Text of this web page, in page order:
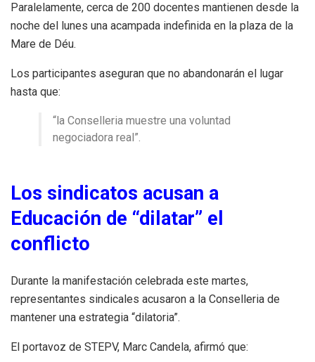
Paralelamente, cerca de 200 docentes mantienen desde la
noche del lunes una acampada indefinida en la plaza de la
Mare de Déu.
Los participantes aseguran que no abandonarán el lugar
hasta que:
“la Conselleria muestre una voluntad
negociadora real”.
Los sindicatos acusan a
Educación de “dilatar” el
conflicto
Durante la manifestación celebrada este martes,
representantes sindicales acusaron a la Conselleria de
mantener una estrategia “dilatoria”.
El portavoz de STEPV, Marc Candela, afirmó que: